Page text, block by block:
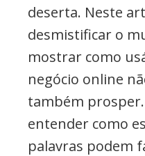
deserta. Neste
desmistificar o
mostrar como
negócio online
também
entender como
palavras podem